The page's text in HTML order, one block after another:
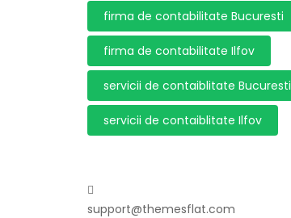
firma de contabilitate Bucuresti
firma de contabilitate Ilfov
servicii de contaiblitate Bucuresti
servicii de contaiblitate Ilfov
support@themesflat.com